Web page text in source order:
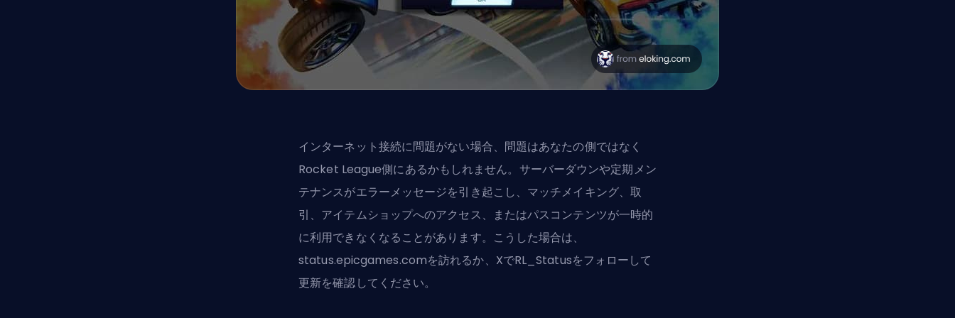
インターネット接続に問題がない場合、問題はあなたの側ではなく
Rocket League側にあるかもしれません。サーバーダウンや定期メン
テナンスがエラーメッセージを引き起こし、マッチメイキング、取
引、アイテムショップへのアクセス、またはパスコンテンツが一時的
に利用できなくなることがあります。こうした場合は、
status.epicgames.comを訪れるか、XでRL_Statusをフォローして
更新を確認してください。